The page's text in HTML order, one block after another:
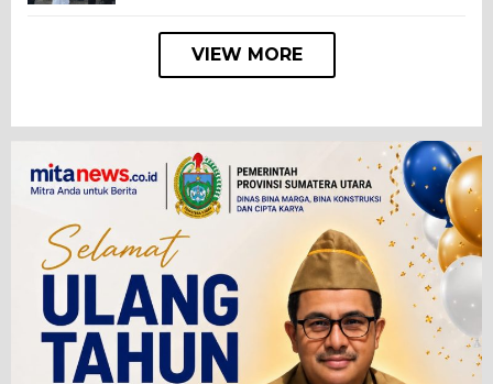
VIEW MORE